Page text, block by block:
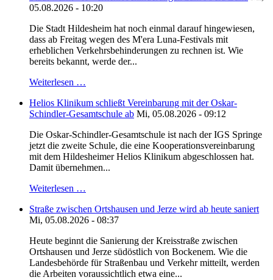
05.08.2026 - 10:20
Die Stadt Hildesheim hat noch einmal darauf hingewiesen,
dass ab Freitag wegen des M'era Luna-Festivals mit
erheblichen Verkehrsbehinderungen zu rechnen ist. Wie
bereits bekannt, werde der...
Weiterlesen …
Helios Klinikum schließt Vereinbarung mit der Oskar-
Schindler-Gesamtschule ab Mi, 05.08.2026 - 09:12
Die Oskar-Schindler-Gesamtschule ist nach der IGS Springe
jetzt die zweite Schule, die eine Kooperationsvereinbarung
mit dem Hildesheimer Helios Klinikum abgeschlossen hat.
Damit übernehmen...
Weiterlesen …
Straße zwischen Ortshausen und Jerze wird ab heute saniert
Mi, 05.08.2026 - 08:37
Heute beginnt die Sanierung der Kreisstraße zwischen
Ortshausen und Jerze südöstlich von Bockenem. Wie die
Landesbehörde für Straßenbau und Verkehr mitteilt, werden
die Arbeiten voraussichtlich etwa eine...